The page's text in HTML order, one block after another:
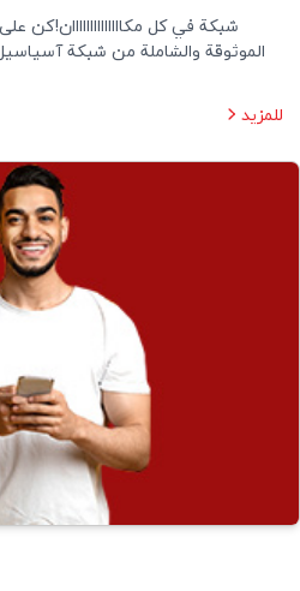
شبكة في كل
الموثوقة والشاملة من شبكة
للمزيد